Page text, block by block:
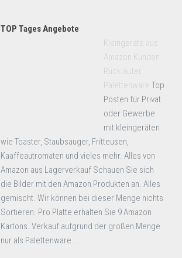
TOP Tages Angebote
Kleingeräte aus
Amazon Kunden
Rückläufer
Palettenware Top
Posten für Privat
oder Gewerbe
mit kleingeräten
wie Toaster, Staubsauger, Fritteusen,
Kaaffeautromaten und vieles mehr. Alles von
Amazon aus Lagerverkauf Schauen Sie sich
die Bilder mit den Amazon Produkten an. Alles
gemischt. Wir können bei dieser Menge nichts
Sortieren. Pro Platte erhalten Sie 9 Amazon
Kartons. Verkauf aufgrund der großen Menge
nur als Palettenware ...